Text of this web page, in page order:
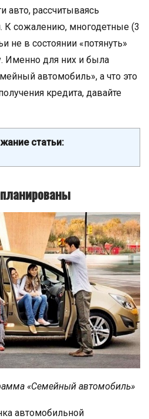
авто, рассчитываясь
К сожалению, многодетные (3
не в состоянии «потянуть»
Именно для них и была
автомобиль», а что это
кредита, давайте
статьи:
«Семейный автомобиль»
автомобильной